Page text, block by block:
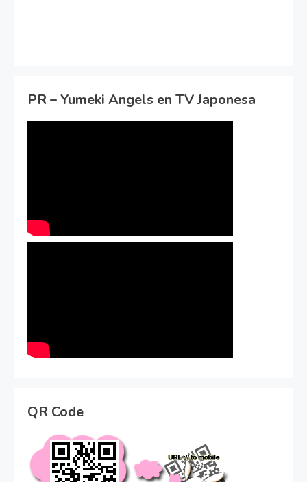
PR – Yumeki Angels en TV Japonesa
QR Code